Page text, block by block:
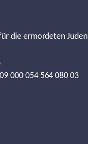
die ermordeten Juden
000 054 564 080 03